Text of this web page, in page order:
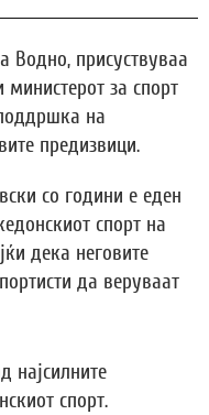
Водно, присуствуваа
за спорт
на
предизвици.
со години е еден
спорт на
дека неговите
да веруваат
најсилните
спорт.